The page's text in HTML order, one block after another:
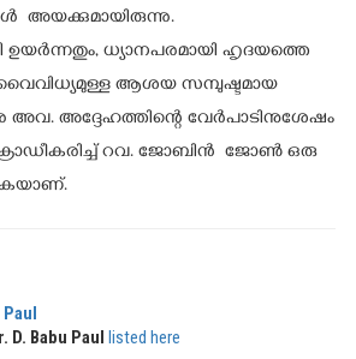
അയക്കുമായിരുന്നു.
ഉയർന്നതും, ധ്യാനപരമായി ഹൃദയത്തെ
വൈവിധ്യമുള്ള ആശയ സമ്പുഷ്ടമായ
അവ. അദ്ദേഹത്തിന്റെ വേർപാടിനുശേഷം
റവ. ജോബിൻ ജോൺ ഒരു
Paul
D. Babu Paul listed here